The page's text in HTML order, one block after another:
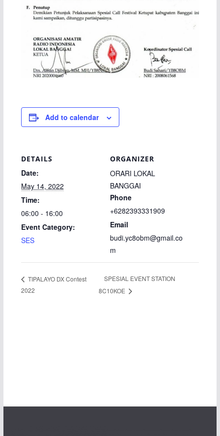
Add to calendar
DETAILS
Date:
May 14, 2022
Time:
06:00 - 16:00
Event Category:
SES
ORGANIZER
ORARI LOKAL
BANGGAI
Phone
+6282393331909
Email
budi.yc8obm@gmail.co
m
TIPALAYO DX Contest
2022
SPESIAL EVENT STATION
8C10KOE